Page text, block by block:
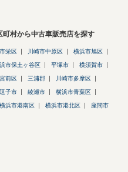
町村から中古車販売店を探す
栄区 川崎市中原区 横浜市旭区
市保土ヶ谷区 平塚市 横須賀市
前区 三浦郡 川崎市多摩区
逗子市 綾瀬市 横浜市青葉区
横浜市港南区 横浜市港北区 座間市